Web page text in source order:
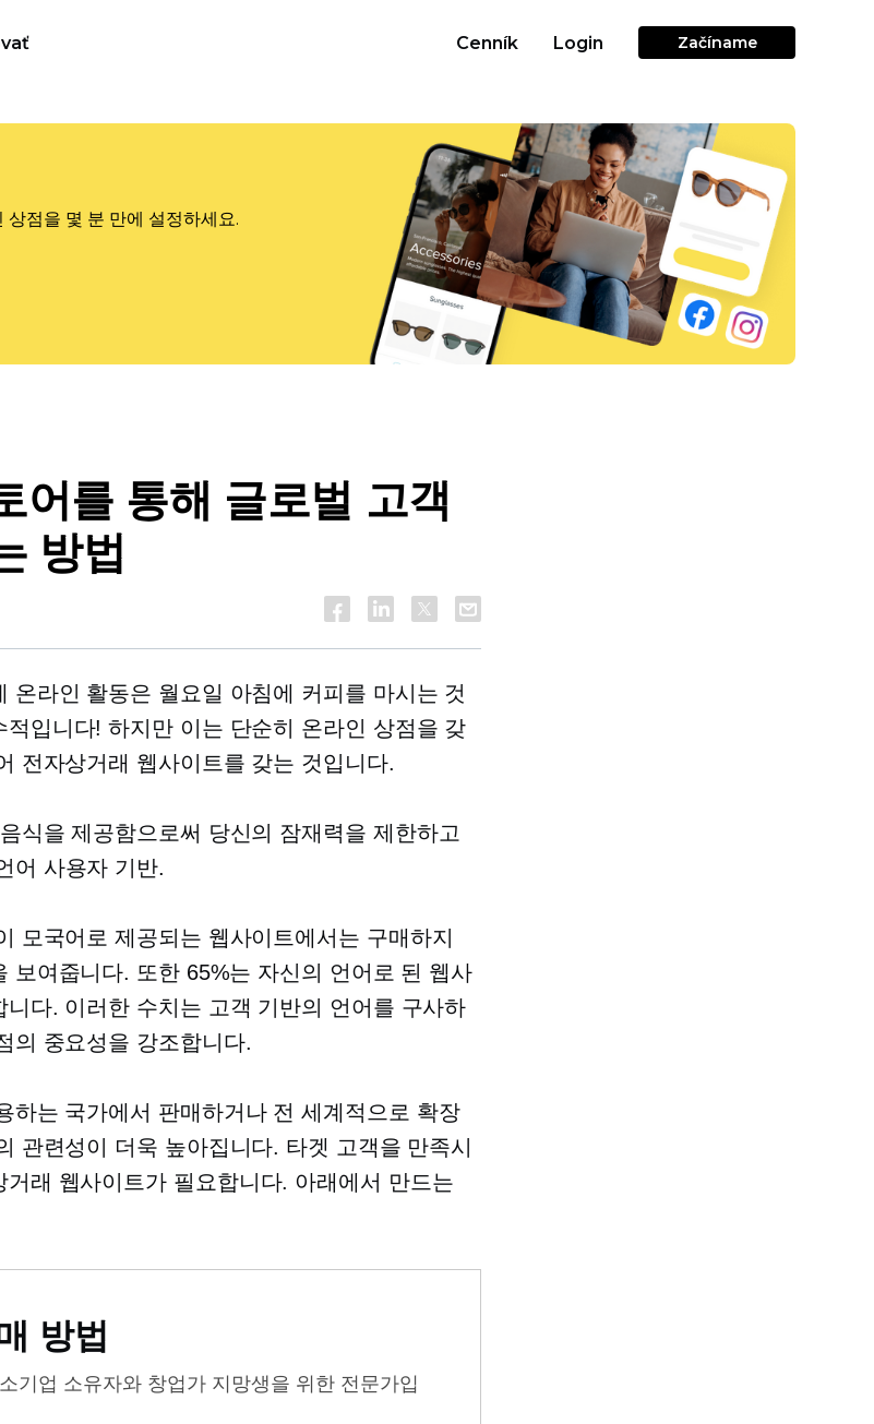
Cenník Login Začíname
점을 몇 분 만에 설정하세요.
어를 통해 글로벌 고객
방법
온라인 활동은 월요일 아침에 커피를 마시는 것
적입니다! 하지만 이는 단순히 온라인 상점을 갖
전자상거래 웹사이트를 갖는 것입니다.
식을 제공함으로써 당신의 잠재력을 제한하고
어 사용자 기반.
모국어로 제공되는 웹사이트에서는 구매하지
보여줍니다. 또한 65%는 자신의 언어로 된 웹사
니다. 이러한 수치는 고객 기반의 언어를 구사하
의 중요성을 강조합니다.
하는 국가에서 판매하거나 전 세계적으로 확장
관련성이 더욱 높아집니다. 타겟 고객을 만족시
거래 웹사이트가 필요합니다. 아래에서 만드는
방법
기업 소유자와 창업가 지망생을 위한 전문가입